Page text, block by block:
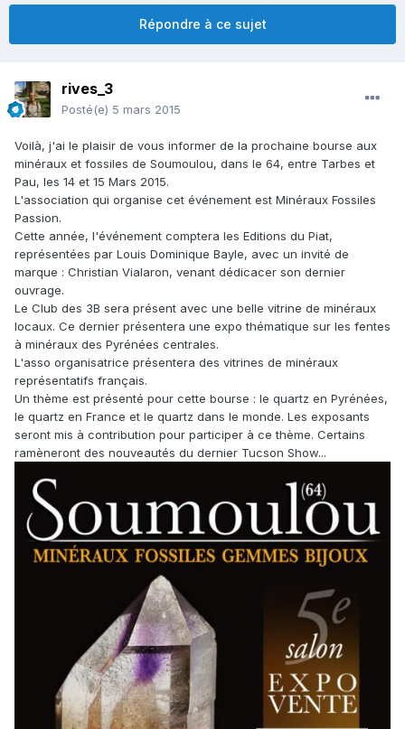
Répondre à ce sujet
rives_3
Posté(e) 5 mars 2015
Voilà, j'ai le plaisir de vous informer de la prochaine bourse aux
minéraux et fossiles de Soumoulou, dans le 64, entre Tarbes et
Pau, les 14 et 15 Mars 2015.
L'association qui organise cet événement est Minéraux Fossiles
Passion.
Cette année, l'événement comptera les Editions du Piat,
représentées par Louis Dominique Bayle, avec un invité de
marque : Christian Vialaron, venant dédicacer son dernier
ouvrage.
Le Club des 3B sera présent avec une belle vitrine de minéraux
locaux. Ce dernier présentera une expo thématique sur les fentes
à minéraux des Pyrénées centrales.
L'asso organisatrice présentera des vitrines de minéraux
représentatifs français.
Un thème est présenté pour cette bourse : le quartz en Pyrénées,
le quartz en France et le quartz dans le monde. Les exposants
seront mis à contribution pour participer à ce thème. Certains
ramèneront des nouveautés du dernier Tucson Show...